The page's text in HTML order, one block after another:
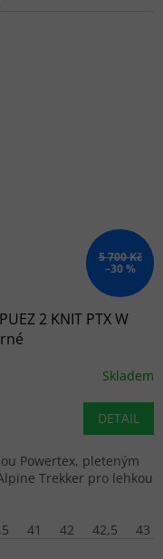
5 700 Kč
–30 %
2 KNIT PTX W
Skladem
DETAIL
Powertex, pleteným
Trekker pro lehkou
41 42 42,5 43